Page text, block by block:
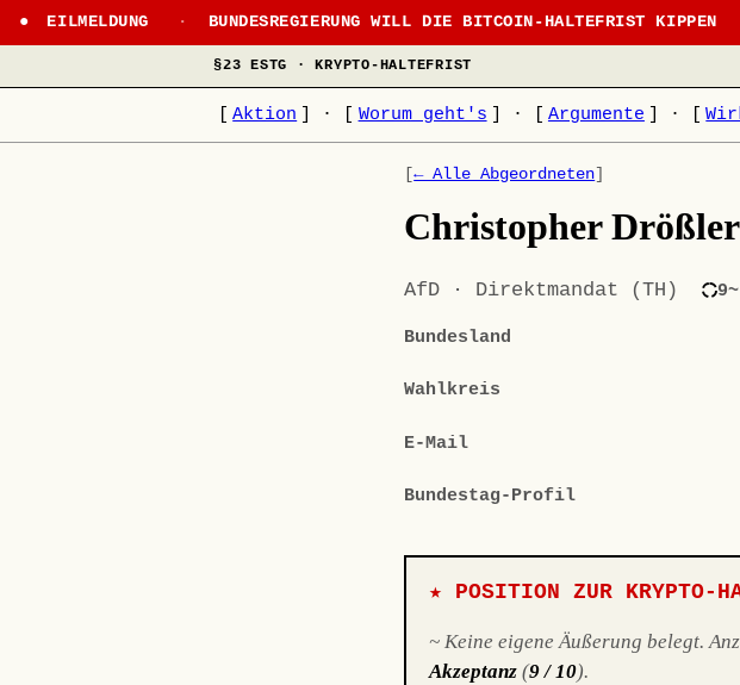
EILMELDUNG · BUNDESREGIERUNG WILL DIE BITCOIN-HALTEFRIST KIPPEN
§23 ESTG · KRYPTO-HALTEFRIST
Aktion · Worum geht's · Argumente ·
[← Alle Abgeordneten]
Christopher Drößler
AfD · Direktmandat (TH) 9~
Bundesland
Wahlkreis
E-Mail
Bundestag-Profil
★ POSITION ZUR KRYPTO-
~ Keine eigene Äußerung belegt.
Akzeptanz (9 / 10).